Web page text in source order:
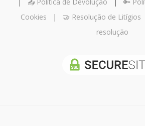
Cookies | 🤝 Resolução de Litígios
resolução